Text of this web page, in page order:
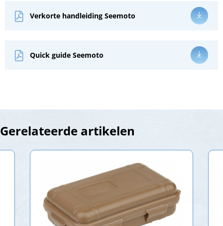
Verkorte handleiding Seemoto
Quick guide Seemoto
Gerelateerde artikelen